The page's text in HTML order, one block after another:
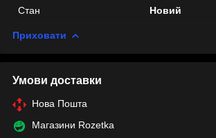
Стан
Новий
Приховати
Умови доставки
Нова Пошта
Магазини Rozetka